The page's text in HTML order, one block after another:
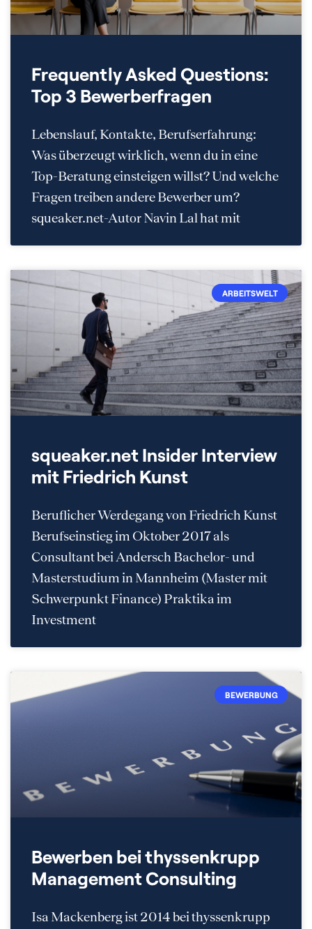
Frequently Asked Questions:
Top 3 Bewerberfragen
Lebenslauf, Kontakte, Berufserfahrung:
Was überzeugt wirklich, wenn du in eine
Top-Beratung einsteigen willst? Und welche
Fragen treiben andere Bewerber um?
squeaker.net-Autor Navin Lal hat mit
ARBEITSWELT
squeaker.net Insider Interview
mit Friedrich Kunst
Beruflicher Werdegang von Friedrich Kunst
Berufseinstieg im Oktober 2017 als
Consultant bei Andersch Bachelor- und
Masterstudium in Mannheim (Master mit
Schwerpunkt Finance) Praktika im
Investment
BEWERBUNG
Bewerben bei thyssenkrupp
Management Consulting
Isa Mackenberg ist 2014 bei thyssenkrupp